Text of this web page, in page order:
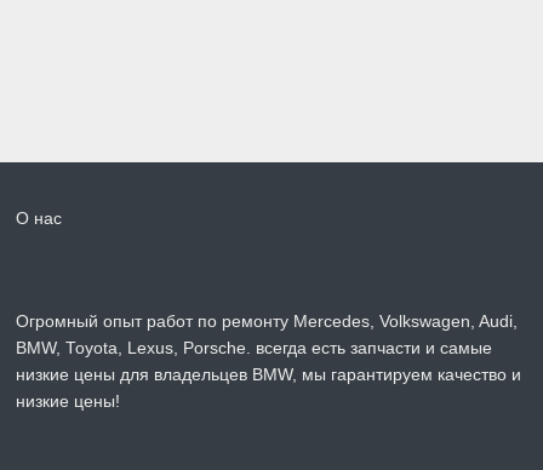
О нас
Огромный опыт работ по ремонту Mercedes, Volkswagen, Audi,
BMW, Toyota, Lexus, Porsche. всегда есть запчасти и самые
низкие цены для владельцев BMW, мы гарантируем качество и
низкие цены!